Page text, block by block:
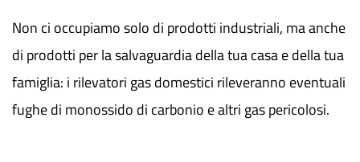
Non ci occupiamo solo di prodotti industriali, ma anche
di prodotti per la salvaguardia della tua casa e della tua
famiglia: i rilevatori gas domestici rileveranno eventuali
fughe di monossido di carbonio e altri gas pericolosi.